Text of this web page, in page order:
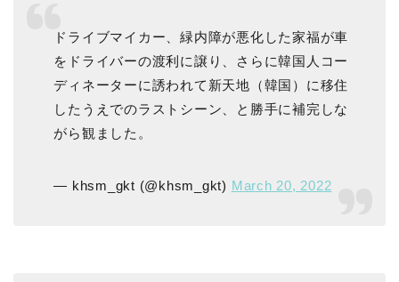
ドライブマイカー、緑内障が悪化した家福が車
をドライバーの渡利に譲り、さらに韓国人コー
ディネーターに誘われて新天地（韓国）に移住
したうえでのラストシーン、と勝手に補完しな
がら観ました。
— khsm_gkt (@khsm_gkt) March 20, 2022